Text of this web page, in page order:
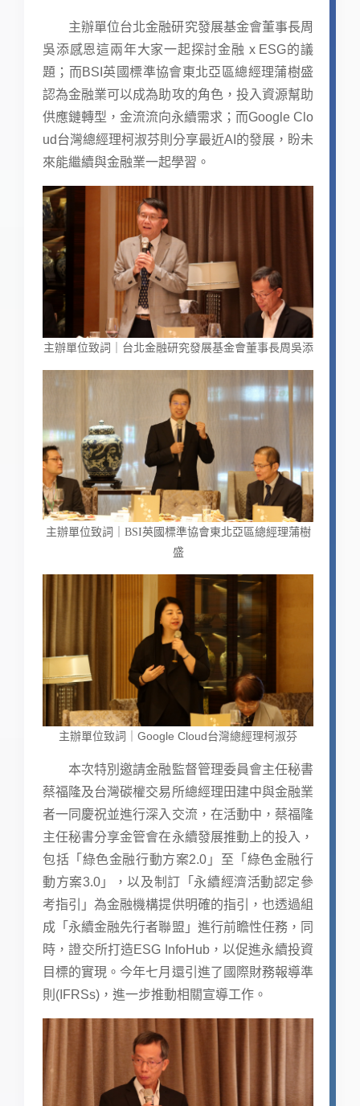
主辦單位台北金融研究發展基金會董事長周
吳添感恩這兩年大家一起探討金融 x ESG的議
題；而BSI英國標準協會東北亞區總經理蒲樹盛
認為金融業可以成為助攻的角色，投入資源幫助
供應鏈轉型，金流流向永續需求；而Google Clo
ud台灣總經理柯淑芬則分享最近AI的發展，盼未
來能繼續與金融業一起學習。
主辦單位致詞｜台北金融研究發展基金會董事長周吳添
主辦單位致詞｜BSI英國標準協會東北亞區總經理蒲樹
盛
主辦單位致詞｜ Google Cloud台灣總經理柯淑芬
本次特別邀請金融監督管理委員會主任秘書
蔡福隆及台灣碳權交易所總經理田建中與金融業
者一同慶祝並進行深入交流，在活動中，蔡福隆
主任秘書分享金管會在永續發展推動上的投入，
包括「綠色金融行動方案2.0」至「綠色金融行
動方案3.0」，以及制訂「永續經濟活動認定參
考指引」為金融機構提供明確的指引，也透過組
成「永續金融先行者聯盟」進行前瞻性任務，同
時，證交所打造ESG InfoHub，以促進永續投資
目標的實現。今年七月還引進了國際財務報導準
則(IFRSs)，進一步推動相關宣導工作。